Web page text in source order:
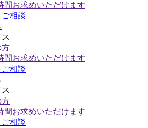
間お求めいただけます
相談
方
間お求めいただけます
相談
方
間お求めいただけます
相談